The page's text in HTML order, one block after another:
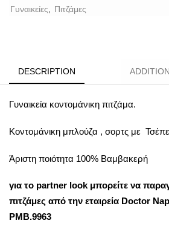
Γυναικείες, Πιτζάμες
DESCRIPTION
Γυναικεία κοντομάνικη πιτζάμα.
Κοντομάνικη μπλούζα , σορτς με
Άριστη ποιότητα 100% Βαμβακερή
για το partner look μπορείτε να
πιτζάμες από την εταιρεία Doctor
PMB.9963